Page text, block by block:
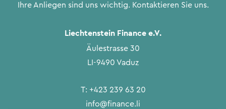
Ihre Anliegen sind uns wichtig. Kontaktieren Sie uns.
Liechtenstein Finance e.V.
Äulestrasse 30
LI-9490 Vaduz
T: +423 239 63 20
info@finance.li